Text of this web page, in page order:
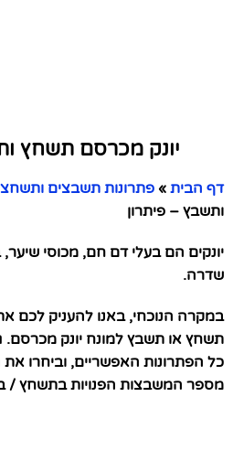
יונק מכרסם תשחץ
דף הבית » פתרונות תשבצים
ותשבץ – פיתרון
יונקים הם בעלי דם חם, מכוסי שיער,
שדרה.
במקרה הנוכחי, באנו להעניק לכם
תשחץ או תשבץ למונח יונק מכרסם.
כל הפתרונות האפשריים, וביחרו
מספר המשבצות הפנויות בתשחץ /